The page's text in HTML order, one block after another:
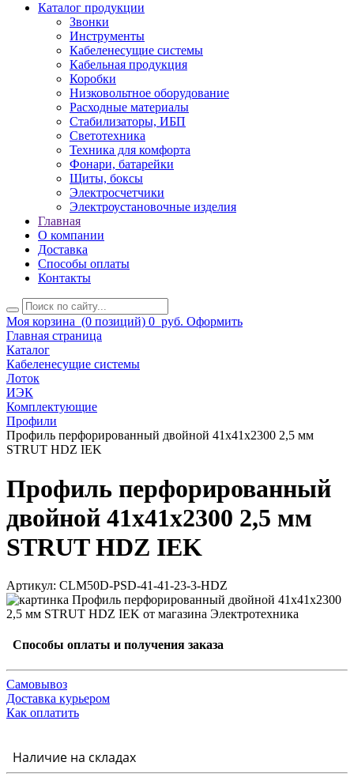
Каталог продукции
Звонки
Инструменты
Кабеленесущие системы
Кабельная продукция
Коробки
Низковольтное оборудование
Расходные материалы
Стабилизаторы, ИБП
Светотехника
Техника для комфорта
Фонари, батарейки
Щиты, боксы
Электросчетчики
Электроустановочные изделия
Главная
О компании
Доставка
Способы оплаты
Контакты
Моя корзина (0 позиций) 0 руб. Оформить
Главная страница
Каталог
Кабеленесущие системы
Лоток
ИЭК
Комплектующие
Профили
Профиль перфорированный двойной 41х41х2300 2,5 мм
STRUT HDZ IEK
Профиль перфорированный
двойной 41х41х2300 2,5 мм
STRUT HDZ IEK
Артикул: CLM50D-PSD-41-41-23-3-HDZ
Способы оплаты и получения заказа
Самовывоз
Доставка курьером
Как оплатить
Наличие на складах